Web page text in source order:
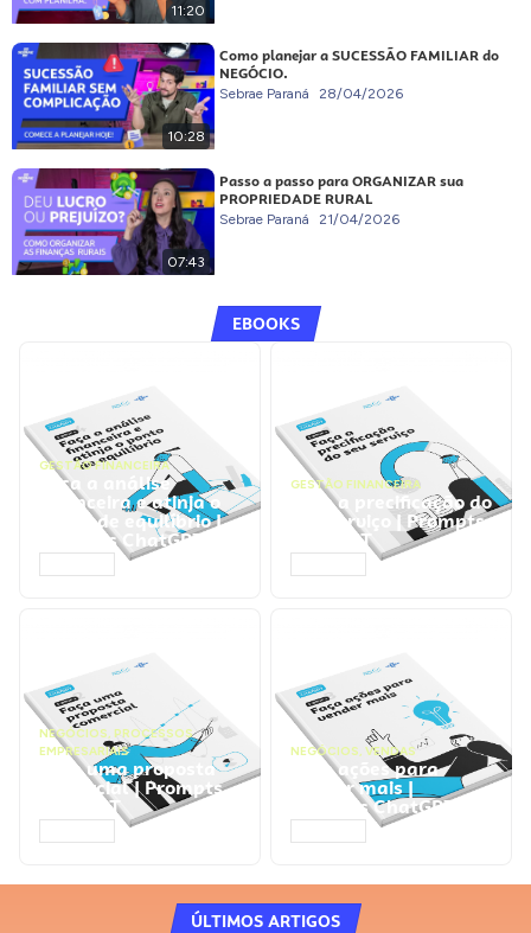
11:20
10:28
Como planejar a SUCESSÃO FAMILIAR do
NEGÓCIO.
Sebrae Paraná 28/04/2026
07:43
Passo a passo para ORGANIZAR sua
PROPRIEDADE RURAL
Sebrae Paraná 21/04/2026
EBOOKS
GESTÃO FINANCEIRA
Faça a análise
financeira e atinja o
ponto de equilíbrio |
Prompts ChatGPT
GESTÃO FINANCEIRA
Faça a precificação do
seu serviço | Prompts
ChatGPT
NEGÓCIOS, PROCESSOS
EMPRESARIAIS
Faça uma proposta
comercial | Prompts
ChatGPT
NEGÓCIOS, VENDAS
Faça ações para
vender mais |
Prompts ChatGPT
ÚLTIMOS ARTIGOS